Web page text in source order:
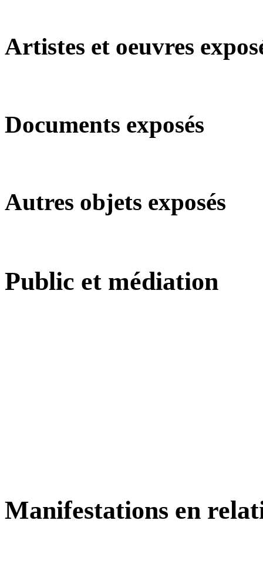
Artistes et oeuvres
Documents exposés
Autres objets exposés
Public et médiation
Manifestations en